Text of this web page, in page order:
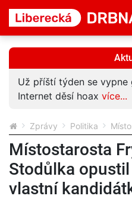
Už příští týden se vypne
Internet děsí hoax více...
Zprávy Politika
Místostarosta
Stodůlka opustil
vlastní